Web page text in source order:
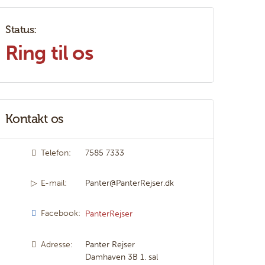
Status:
Ring til os
Kontakt os
Telefon: 7585 7333
E-mail: Panter@PanterRejser.dk
Facebook: PanterRejser
Adresse:
Panter Rejser
Damhaven 3B 1. sal